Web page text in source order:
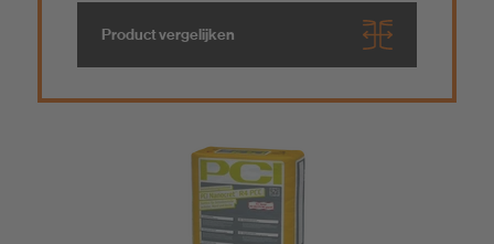
Product vergelijken